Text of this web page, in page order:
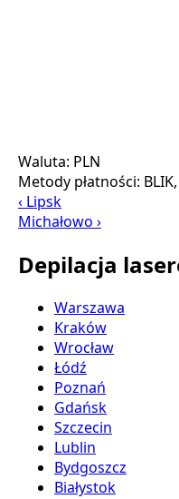
Waluta: PLN
Metody płatności:
‹ Lipsk
Michałowo ›
Depilacja
Warszawa
Kraków
Wrocław
Łódź
Poznań
Gdańsk
Szczecin
Lublin
Bydgoszcz
Białystok